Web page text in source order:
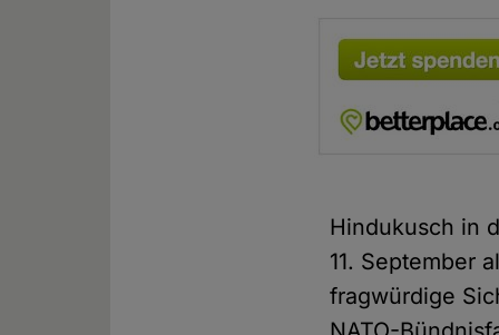
Hindukusch in
11. September
fragwürdige